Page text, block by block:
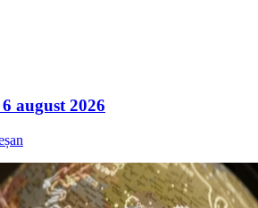
august 2026